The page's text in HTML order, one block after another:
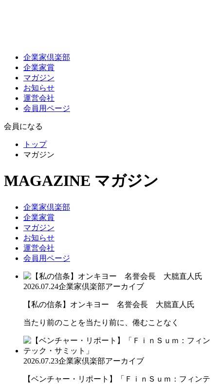
企業家倶楽部
企業家賞
マガジン
お知らせ
運営会社
会員用ページ
会員になる
トップ
マガジン
MAGAZINE マガジン
企業家倶楽部
企業家賞
マガジン
お知らせ
運営会社
会員用ページ
2026.07.24企業家倶楽部アーカイブ
【私の信条】オンキヨー 名誉会長 大朏直人氏
当たり前のことを当たり前に、倦むことなく
2026.07.23企業家倶楽部アーカイブ
【ベンチャー・リポート】「ＦｉｎＳｕｍ：フィンテ